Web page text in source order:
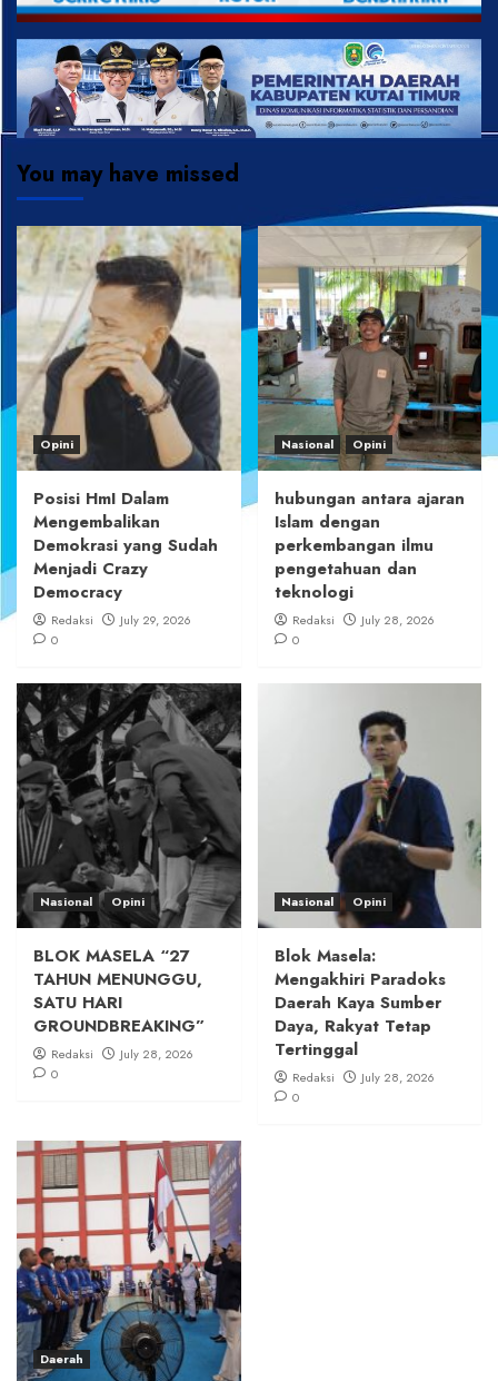
You may have missed
Opini
Posisi HmI Dalam
Mengembalikan
Demokrasi yang Sudah
Menjadi Crazy
Democracy
Redaksi
July 29, 2026
0
Nasional Opini
hubungan antara ajaran
Islam dengan
perkembangan ilmu
pengetahuan dan
teknologi
Redaksi
July 28, 2026
0
Nasional Opini
BLOK MASELA “27
TAHUN MENUNGGU,
SATU HARI
GROUNDBREAKING”
Redaksi
July 28, 2026
0
Nasional Opini
Blok Masela:
Mengakhiri Paradoks
Daerah Kaya Sumber
Daya, Rakyat Tetap
Tertinggal
Redaksi
July 28, 2026
0
Daerah